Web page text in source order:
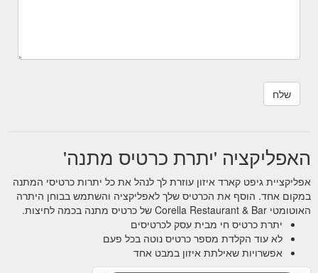
האפליקציה 'יתרת כרטיס מתנה'
אפליקציית גיפט קארד איזון עוזרת לך לנהל את כל יתרות כרטיסי המתנה
במקום אחד. הוסף את הכרטיס שלך לאפליקציה והשתמש בבוחן היתרה
האוטומטי Corella Restaurant & Bar של כרטיס מתנה בכמה לחיצות.
יתרת כרטיס חי מבית עסק לכרטיסים
לא עוד הקלדת מספר כרטיס נוטה בכל פעם
אפשרויות שאילתת איזון במבט אחד